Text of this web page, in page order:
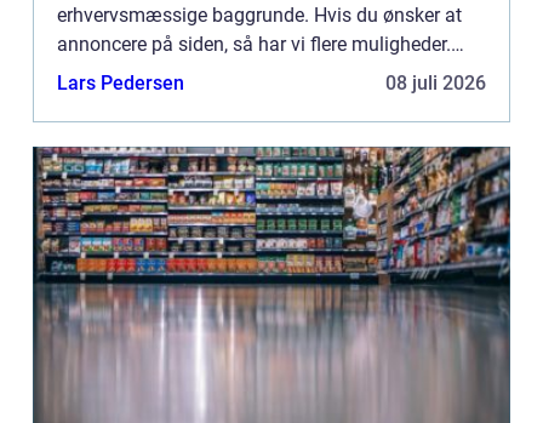
erhvervsmæssige baggrunde. Hvis du ønsker at
annoncere på siden, så har vi flere muligheder.
Bannerannoncering er blot én af mulighederne. Vil
Lars Pedersen 08 juli 2026